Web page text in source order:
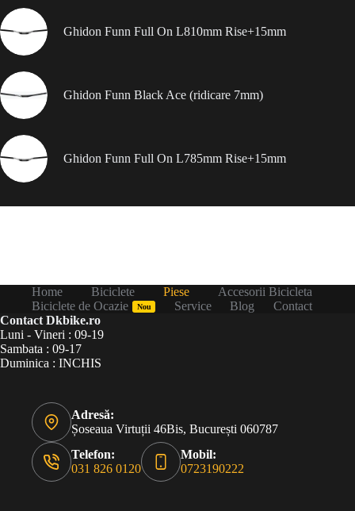
Ghidon Funn Full On L810mm Rise+15mm
Ghidon Funn Black Ace (ridicare 7mm)
Ghidon Funn Full On L785mm Rise+15mm
Home Biciclete Piese
Accesorii Bicicleta
Biciclete de Ocazie
Nou Service Blog
Contact
Contact Dkbike.ro
Luni - Vineri : 09-19
Sambata : 09-17
Duminica : INCHIS
Adresă:
Șoseaua Virtuții 46Bis, București 060787
Telefon:
031 826 0120
Mobil:
0723190222